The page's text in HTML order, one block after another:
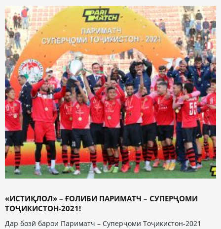
«ИСТИҚЛОЛ» – ҒОЛИБИ ПАРИМАТЧ – СУПЕРҶОМИ
ТОҶИКИСТОН-2021!
Дар бозӣ барои Париматч – Суперҷоми Тоҷикистон-2021